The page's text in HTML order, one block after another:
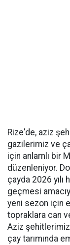
Rize'de, aziz
gazilerimiz ve
için anlamlı bir
düzenleniyor.
çayda 2026
geçmesi
yeni sezon için
topraklara can
Aziz
çay tarımında